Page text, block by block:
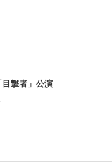
目撃者」公演